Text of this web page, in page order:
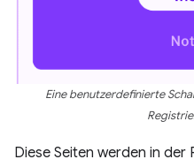
Eine benutzerdefinierte
Diese Seiten werden in der